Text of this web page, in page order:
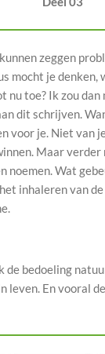
zeggen
mocht je denken,
nu toe? Ik zou dan
dit schrijven.
voor je. Niet van
Maar verder
noemen. Wat
inhaleren van
de bedoeling
leven. En vooral